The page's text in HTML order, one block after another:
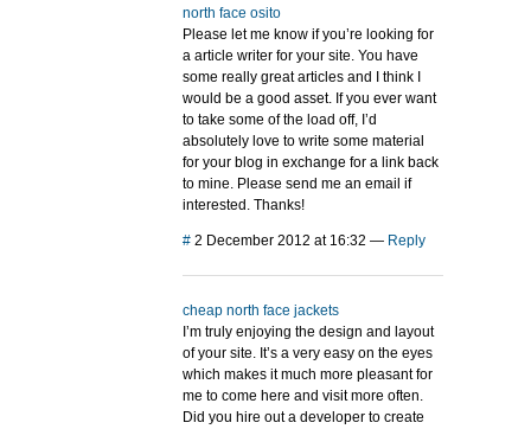
north face osito
Please let me know if you’re looking for
a article writer for your site. You have
some really great articles and I think I
would be a good asset. If you ever want
to take some of the load off, I’d
absolutely love to write some material
for your blog in exchange for a link back
to mine. Please send me an email if
interested. Thanks!
# 2 December 2012 at 16:32 — Reply
cheap north face jackets
I’m truly enjoying the design and layout
of your site. It’s a very easy on the eyes
which makes it much more pleasant for
me to come here and visit more often.
Did you hire out a developer to create